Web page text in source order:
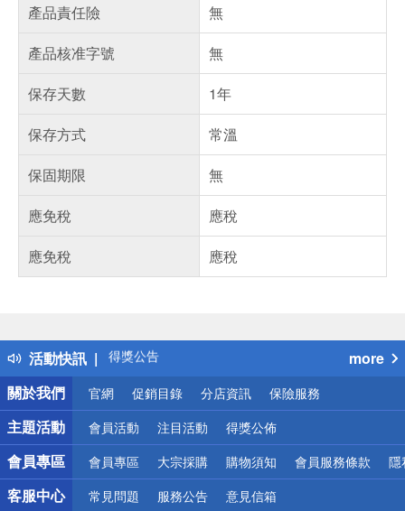
產品責任險
無
產品核准字號
無
保存天數
1年
保存方式
常溫
保固期限
無
應免稅
應稅
應免稅
應稅
活動快訊
得獎公告
熱門話題
銀行優惠
偏遠地區配送
詐騙網頁！請小心！
more
關於我們
官網 促銷目錄 分店資訊 保險服務
主題活動 會員活動 注目活動 得獎公佈
會員專區 會員專區 大宗採購 購物須知 會員服務條款 隱
客服中心 常見問題 服務公告 意見信箱